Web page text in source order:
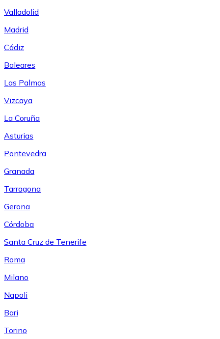
Valladolid
Madrid
Cádiz
Baleares
Las Palmas
Vizcaya
La Coruña
Asturias
Pontevedra
Granada
Tarragona
Gerona
Córdoba
Santa Cruz de Tenerife
Roma
Milano
Napoli
Bari
Torino